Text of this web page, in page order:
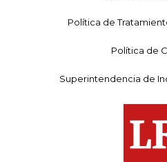
Política de
Política de
Superintendencia de